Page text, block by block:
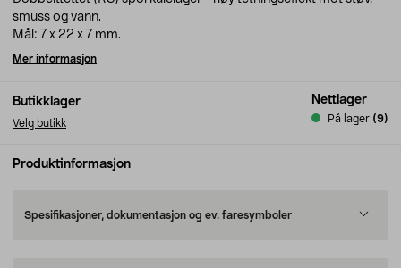
Butikklager
Velg butikk
Nettlager
På lager (9)
smuss og vann.
Mål: 7 x 22 x 7 mm.
Mer informasjon
Produktinformasjon
Spesifikasjoner, dokumentasjon og ev. faresymboler